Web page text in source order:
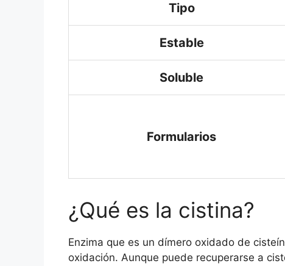
Tipo
Estable
Soluble
Formularios
¿Qué es la cistina?
Enzima que es un dímero oxidado de
oxidación. Aunque puede recuperarse a